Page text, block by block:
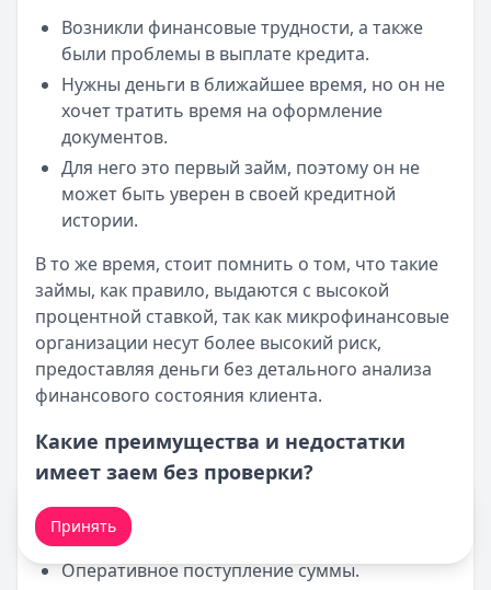
Возникли финансовые трудности, а также
были проблемы в выплате кредита.
Нужны деньги в ближайшее время, но он не
хочет тратить время на оформление
документов.
Для него это первый займ, поэтому он не
может быть уверен в своей кредитной
истории.
В то же время, стоит помнить о том, что такие
займы, как правило, выдаются с высокой
процентной ставкой, так как микрофинансовые
организации несут более высокий риск,
предоставляя деньги без детального анализа
финансового состояния клиента.
Какие преимущества и недостатки
имеет заем без проверки?
Плюсы:
Оперативное поступление суммы.
Принять